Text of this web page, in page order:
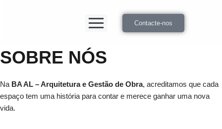
Contacte-nos
SOBRE NÓS
Na BA AL – Arquitetura e Gestão de Obra, acreditamos que cada
espaço tem uma história para contar e merece ganhar uma nova
vida.